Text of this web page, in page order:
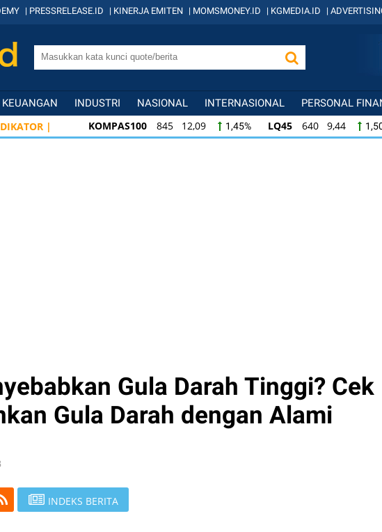
| PRESSRELEASE.ID | KINERJA EMITEN | MOMSMONEY.ID | KGMEDIA.ID |
KEUANGAN INDUSTRI NASIONAL INTERNASIONAL PERSONAL
| KOMPAS100 845 12,09 1,45% LQ45 640 9,44 1,50%
KOMPAS100
845 12,09 1,45% LQ45 640 9,44 1,50%
Gula Darah Tinggi? Cek
Gula Darah dengan Alami
INDEKS BERITA